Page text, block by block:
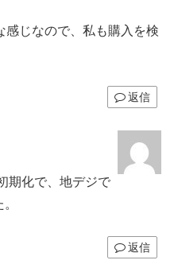
感じなので、私も購入を検
返信
期化で、地デジで
返信